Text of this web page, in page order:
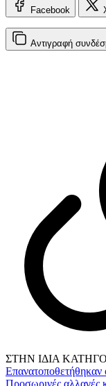
Facebook
Αντιγραφή
ΣΤΗΝ ΙΔΙΑ
Επανατοποθετήθηκαν
Προσωρινές αλλαγές